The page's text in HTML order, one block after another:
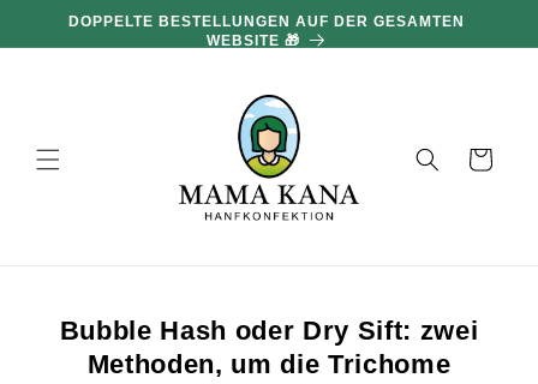
und zum
100 G GRATIS PRO 100 € EINKAUF 🔥
Warenkorb
Bubble Hash oder Dry Sift: zwei
Methoden, um die Trichome